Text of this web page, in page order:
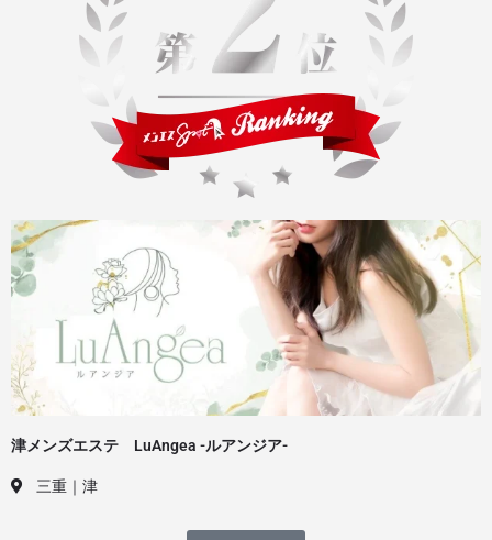
津メンズエステ LuAngea -ルアンジア-
三重｜津